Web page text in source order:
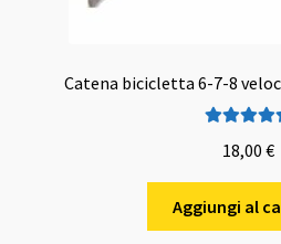
Catena bicicletta 6-7-8
su 5
18,00 €
Aggiungi al